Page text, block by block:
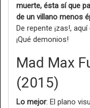
muerte, ésta sí que
de un villano menos
De repente ¡zas!,
¡Qué demonios!
Mad Max
(2015)
Lo mejor: El plano